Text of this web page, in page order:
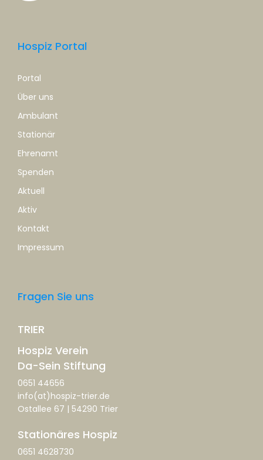
Hospiz Portal
Portal
Über uns
Ambulant
Stationär
Ehrenamt
Spenden
Aktuell
Aktiv
Kontakt
Impressum
Fragen Sie uns
TRIER
Hospiz Verein
Da-Sein Stiftung
0651 44656
info(at)hospiz-trier.de
Ostallee 67 | 54290 Trier
Stationäres Hospiz
0651 4628730